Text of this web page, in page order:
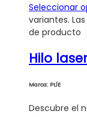
Seleccionar
variantes.
de producto
Hilo laser
Marca: PLÍE
Descubre el